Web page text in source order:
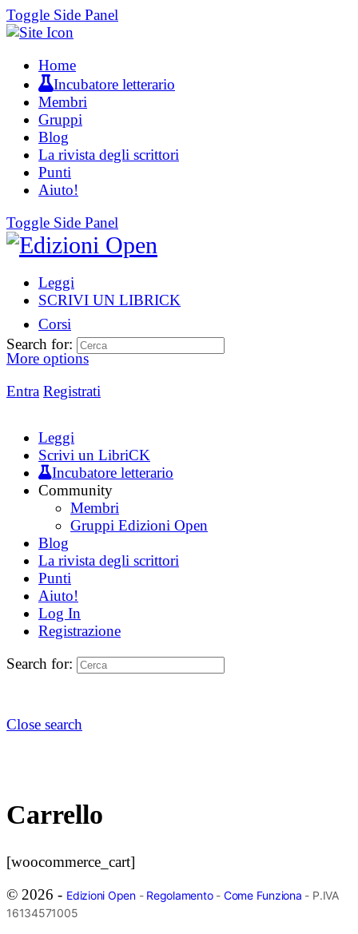
Toggle Side Panel
Home
Incubatore letterario
Membri
Gruppi
Blog
La rivista degli scrittori
Punti
Aiuto!
Toggle Side Panel
Leggi
SCRIVI UN LIBRICK
Corsi
More options
Entra Registrati
Search for:
Leggi
Scrivi un LibriCK
Incubatore letterario
Community
Membri
Gruppi Edizioni Open
Blog
La rivista degli scrittori
Punti
Aiuto!
Log In
Registrazione
Search for:
Close search
Carrello
[woocommerce_cart]
© 2026 - Edizioni Open- Regolamento- Come Funziona - P.IVA
16134571005